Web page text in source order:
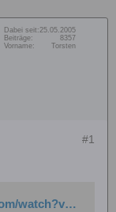
Dabei seit:25.05.2005
Beiträge:
8357
Vorname:
Torsten
#1
http://www.youtube.com/watch?v=u23Hqq8QbeE